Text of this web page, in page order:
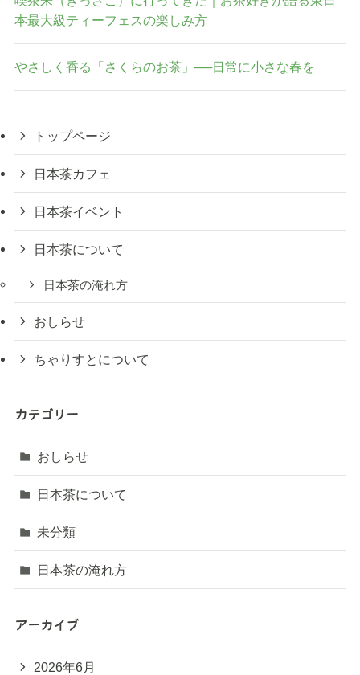
本最大級ティーフェスの楽しみ方
やさしく香る「さくらのお茶」──日常に小さな春を
トップページ
日本茶カフェ
日本茶イベント
日本茶について
日本茶の淹れ方
おしらせ
ちゃりすとについて
カテゴリー
おしらせ
日本茶について
未分類
日本茶の淹れ方
アーカイブ
2026年6月